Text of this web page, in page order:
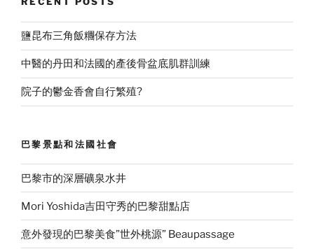
鹽昆布三角飯糰保存方法
中醫的丹田和法國的產後骨盆底肌群訓練
院子的鬱金香會自行繁殖?
巴黎景點和法國社會
巴黎市的深層礦泉水井
Mori Yoshida吉田守秀的巴黎甜點店
意外發現的巴黎美食”世外桃源” Beaupassage